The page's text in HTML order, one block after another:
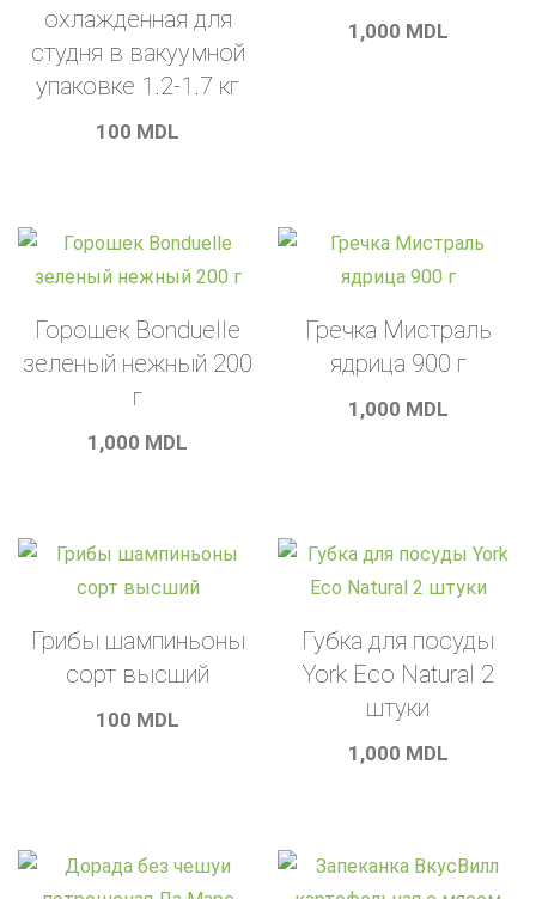
охлажденная для
студня в вакуумной
упаковке 1.2-1.7 кг
100 MDL
1,000 MDL
Горошек Bonduelle
зеленый нежный 200
г
1,000 MDL
Гречка Мистраль
ядрица 900 г
1,000 MDL
Грибы шампиньоны
сорт высший
100 MDL
Губка для посуды
York Eco Natural 2
штуки
1,000 MDL